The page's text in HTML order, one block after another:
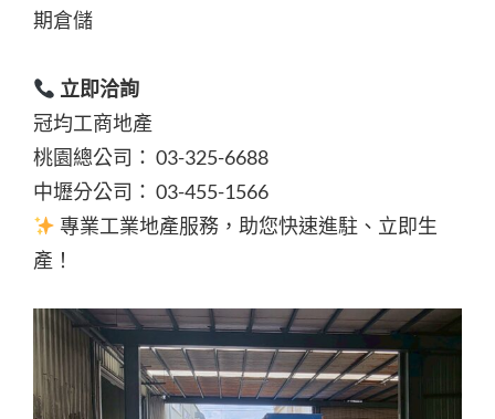
期倉儲
立即洽詢
冠均工商地產
桃園總公司： 03-325-6688
中壢分公司： 03-455-1566
專業工業地產服務，助您快速進駐、立即生
產！